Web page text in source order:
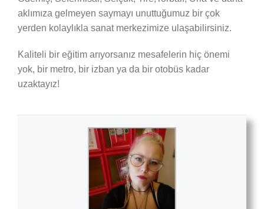
aklımıza gelmeyen saymayı unuttuğumuz bir çok
yerden kolaylıkla sanat merkezimize ulaşabilirsiniz.
Kaliteli bir eğitim arıyorsanız mesafelerin hiç önemi
yok, bir metro, bir izban ya da bir otobüs kadar
uzaktayız!